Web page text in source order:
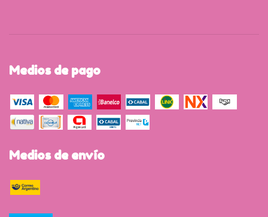
Medios de pago
Medios de envío